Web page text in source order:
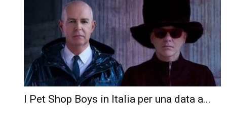
I Pet Shop Boys in Italia per una data a...